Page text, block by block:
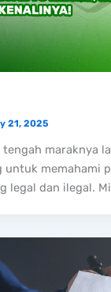
21, 2025
tengah maraknya
memahami
legal dan ilegal.